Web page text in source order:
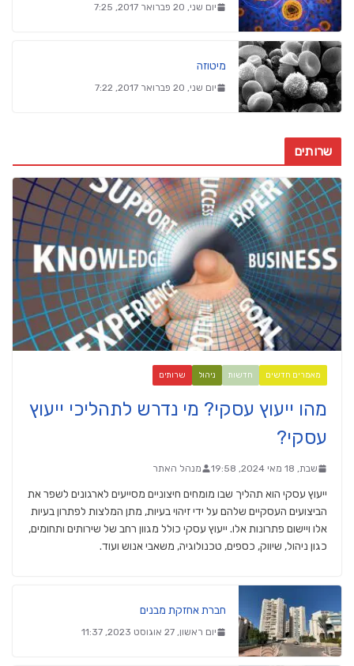
יום שני, 20 פברואר 2017, 7:25
מיטוזה
יום שני, 20 פברואר 2017, 7:22
שרותים
מאמרים חדשים חדשות ניהול שרותים
מהו ייעוץ עסקי? מי נדרש לתהליכי ייעוץ
עסקי?
שבת, 18 מאי 2024, 19:58 מנהל האתר
ייעוץ עסקי הוא תהליך שבו מומחים חיצוניים מסייעים לארגונים לשפר את
הביצועים העסקיים שלהם על ידי זיהוי בעיות, מתן המלצות לפתרון בעיות
אלו ויישום פתרונות אלו. ייעוץ עסקי כולל מגוון רחב של שירותים ותחומים,
כגון ניהול, שיווק, כספים, טכנולוגיה, משאבי אנוש ועוד.
חברת אחזקת מבנים
יום ראשון, 27 אוגוסט 2023, 11:37